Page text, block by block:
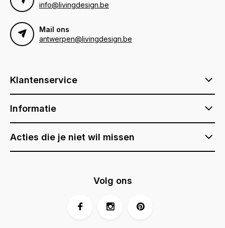
info@livingdesign.be
Mail ons
antwerpen@livingdesign.be
Klantenservice
Informatie
Acties die je niet wil missen
Volg ons